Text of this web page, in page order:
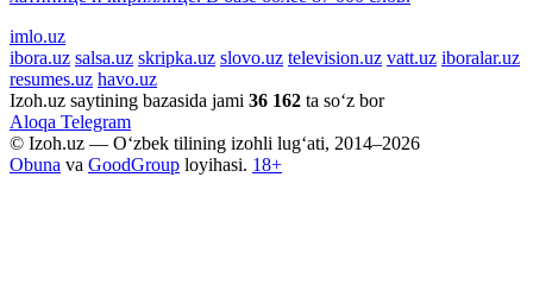
imlo.uz
ibora.uz salsa.uz skripka.uz slovo.uz television.uz vatt.uz iboralar.uz
resumes.uz havo.uz
Izoh.uz saytining bazasida jami 36 162 ta so‘z bor
Aloqa Telegram
© Izoh.uz — O‘zbek tilining izohli lug‘ati, 2014–2026
Obuna va GoodGroup loyihasi. 18+